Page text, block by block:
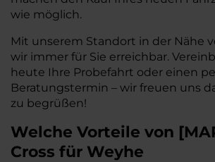
wie möglich.
Mit unserem Standort in der Nähe
wir immer für Sie erreichbar.
heute Ihre Probefahrt oder einen
Beratungstermin – wir freuen uns
zu begrüßen!
Welche Vorteile von [
Cross für Weyhe